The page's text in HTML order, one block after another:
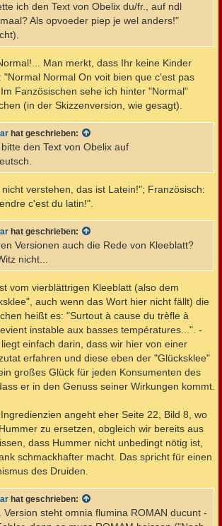
ich den Text von Obelix du/fr., auf ndl
Als opvoeder piep je wel anders!"
Man merkt, dass Ihr keine Kinder
"Normal Normal On voit bien que c'est pas
Fanzösischen sehe ich hinter "Normal"
(in der Skizzenversion, wie gesagt).
hat geschrieben:
den Text von Obelix auf
verstehen, das ist Latein!"; Französisch:
c'est du latin!".
hat geschrieben:
Versionen auch die Rede von Kleeblatt?
nicht...
vom vierblättrigen Kleeblatt (also dem
auch wenn das Wort hier nicht fällt) die
heißt es: "Surtout à cause du trèfle à
instable aux basses températures...". -
einfach darin, dass wir hier von einer
erfahren und diese eben der "Glücksklee"
großes Glück für jeden Konsumenten des
er in den Genuss seiner Wirkungen kommt.
angeht eher Seite 22, Bild 8, wo
zu ersetzen, obgleich wir bereits aus
dass Hummer nicht unbedingt nötig ist,
schmackhafter macht. Das spricht für einen
des Druiden.
hat geschrieben:
Version steht omnia flumina ROMAN ducunt -